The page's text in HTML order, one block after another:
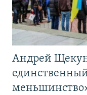
Андрей